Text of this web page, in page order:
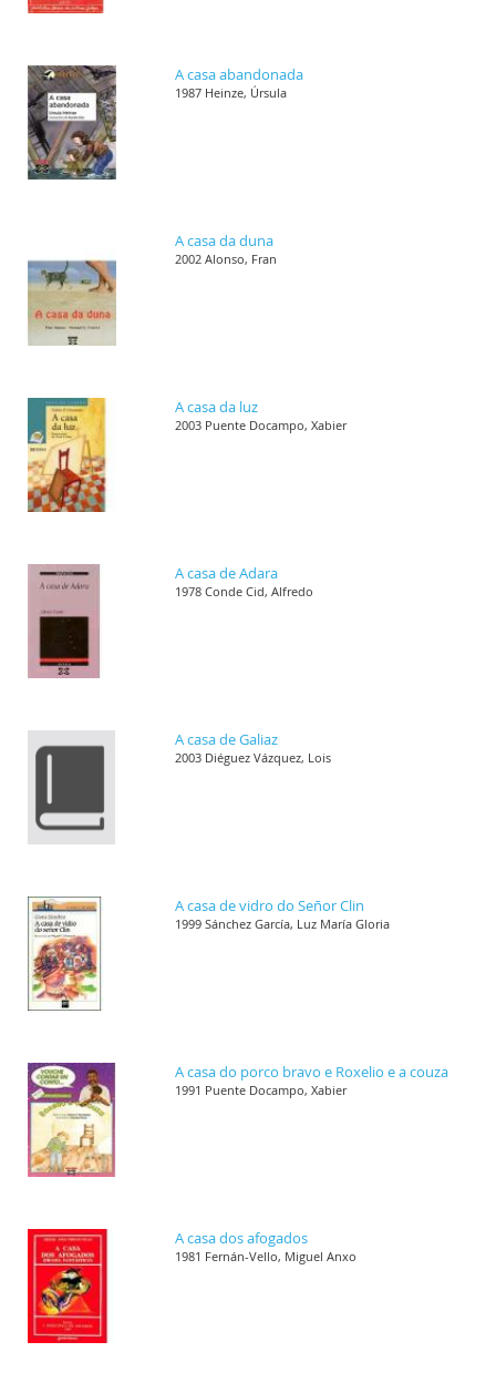
A casa abandonada
1987 Heinze, Úrsula
A casa da duna
2002 Alonso, Fran
A casa da luz
2003 Puente Docampo, Xabier
A casa de Adara
1978 Conde Cid, Alfredo
A casa de Galiaz
2003 Diéguez Vázquez, Lois
A casa de vidro do Señor Clin
1999 Sánchez García, Luz María Gloria
A casa do porco bravo e Roxelio e a couza
1991 Puente Docampo, Xabier
A casa dos afogados
1981 Fernán-Vello, Miguel Anxo